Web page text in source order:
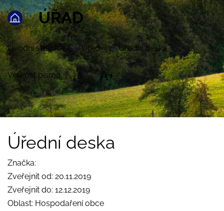
ÚŘAD
Úvodní stránka Úřad Úřední deska
Velikost písma: A A+
Úřední deska
Značka:
Zveřejnit od: 20.11.2019
Zveřejnit do: 12.12.2019
Oblast: Hospodaření obce